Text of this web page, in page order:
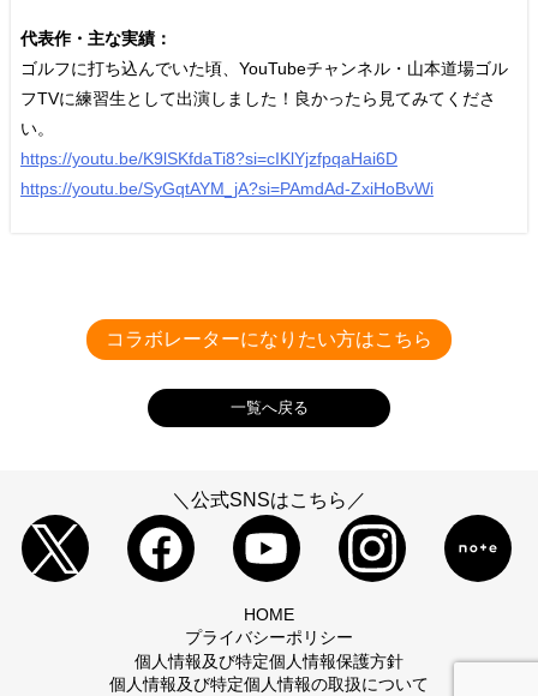
代表作・主な実績：
ゴルフに打ち込んでいた頃、YouTubeチャンネル・山本道場ゴル
フTVに練習生として出演しました！良かったら見てみてくださ
い。
https://youtu.be/K9lSKfdaTi8?si=cIKlYjzfpqaHai6D
https://youtu.be/SyGqtAYM_jA?si=PAmdAd-ZxiHoBvWi
─ こだわりの仕事アイテムを教えてください。
─ これだけは譲れないものは？
まっつん
健康靴下の開発に10年以上携わった経営者が
語る「5本指ソックス」の魅力とは？
2025年11月21日
コラボレーターになりたい方はこちら
一覧へ戻る
＼公式SNSはこちら／
HOME
プライバシーポリシー
個人情報及び特定個人情報保護方針
個人情報及び特定個人情報の取扱について